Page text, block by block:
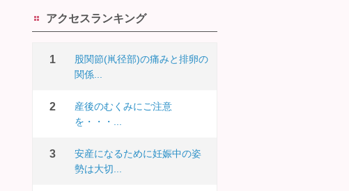
アクセスランキング
股関節(鼡径部)の痛みと排卵の
関係...
産後のむくみにご注意
を・・・...
安産になるために妊娠中の姿
勢は大切...